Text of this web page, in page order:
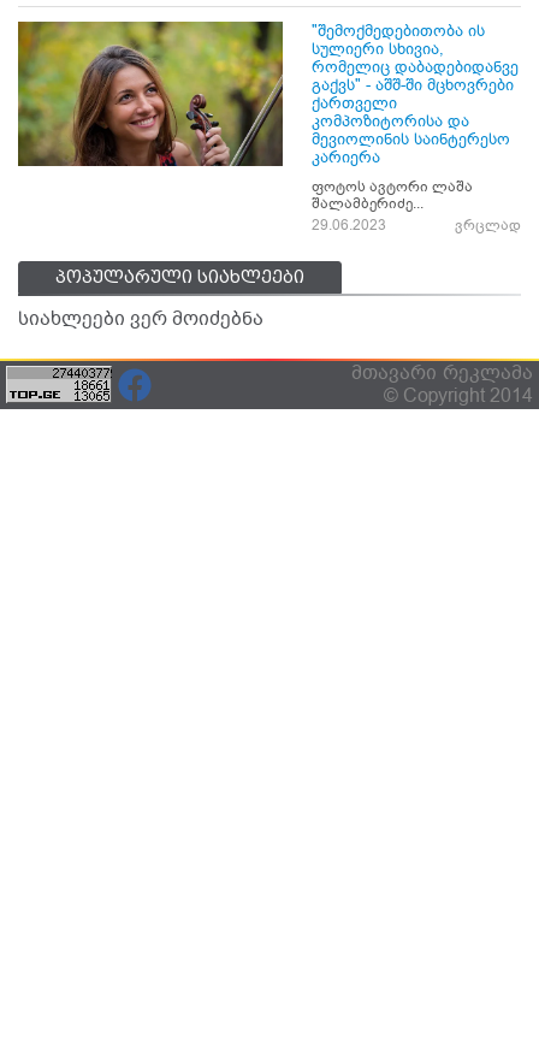
"შემოქმედებითობა ის
სულიერი სხივია,
რომელიც დაბადებიდანვე
გაქვს" - აშშ-ში მცხოვრები
ქართველი
კომპოზიტორისა და
მევიოლინის საინტერესო
კარიერა
ფოტოს ავტორი ლაშა
შალამბერიძე...
29.06.2023
ვრცლად
პოპულარული სიახლეები
სიახლეები ვერ მოიძებნა
მთავარი რეკლამა
© Copyright 2014